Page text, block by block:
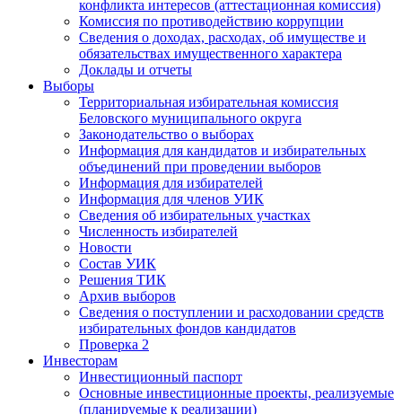
конфликта интересов (аттестационная комиссия)
Комиссия по противодействию коррупции
Сведения о доходах, расходах, об имуществе и
обязательствах имущественного характера
Доклады и отчеты
Выборы
Территориальная избирательная комиссия
Беловского муниципального округа
Законодательство о выборах
Информация для кандидатов и избирательных
объединений при проведении выборов
Информация для избирателей
Информация для членов УИК
Сведения об избирательных участках
Численность избирателей
Новости
Состав УИК
Решения ТИК
Архив выборов
Сведения о поступлении и расходовании средств
избирательных фондов кандидатов
Проверка 2
Инвесторам
Инвестиционный паспорт
Основные инвестиционные проекты, реализуемые
(планируемые к реализации)